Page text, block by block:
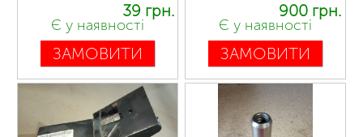
39 грн.
Є у наявності
ЗАМОВИТИ
900 грн.
Є у наявності
ЗАМОВИТИ